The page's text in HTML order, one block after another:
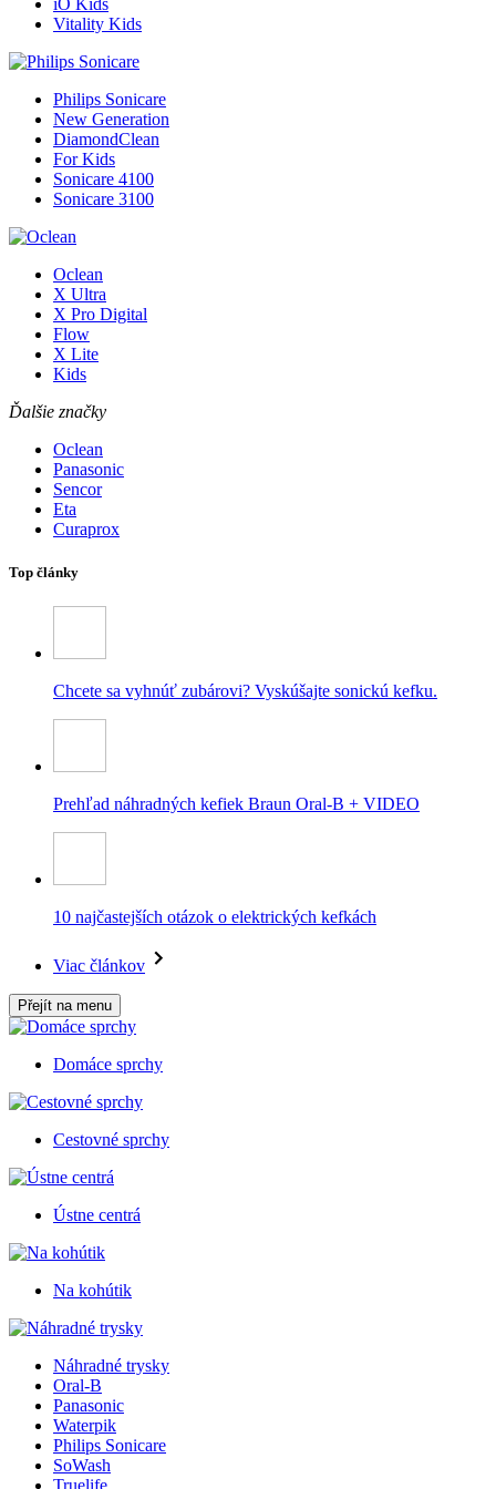
iO Kids
Vitality Kids
Philips Sonicare
New Generation
DiamondClean
For Kids
Sonicare 4100
Sonicare 3100
Oclean
X Ultra
X Pro Digital
Flow
X Lite
Kids
Ďalšie značky
Oclean
Panasonic
Sencor
Eta
Curaprox
Top články
Chcete sa vyhnúť zubárovi? Vyskúšajte sonickú kefku.
Prehľad náhradných kefiek Braun Oral-B + VIDEO
10 najčastejších otázok o elektrických kefkách
Viac článkov
Přejít na menu
Domáce sprchy
Cestovné sprchy
Ústne centrá
Na kohútik
Náhradné trysky
Oral-B
Panasonic
Waterpik
Philips Sonicare
SoWash